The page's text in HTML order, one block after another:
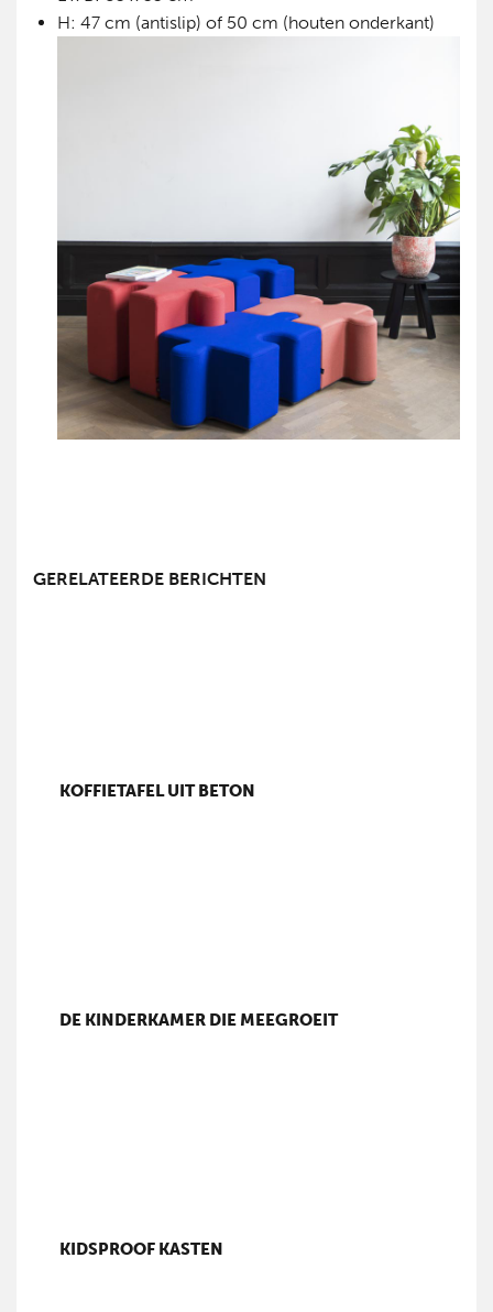
H: 47 cm (antislip) of 50 cm (houten onderkant)
GERELATEERDE BERICHTEN
KOFFIETAFEL UIT BETON
DE KINDERKAMER DIE MEEGROEIT
KIDSPROOF KASTEN